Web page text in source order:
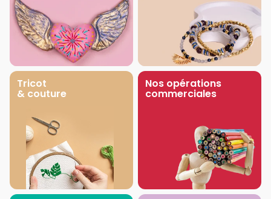
Tricot
& couture
Nos opérations
commerciales